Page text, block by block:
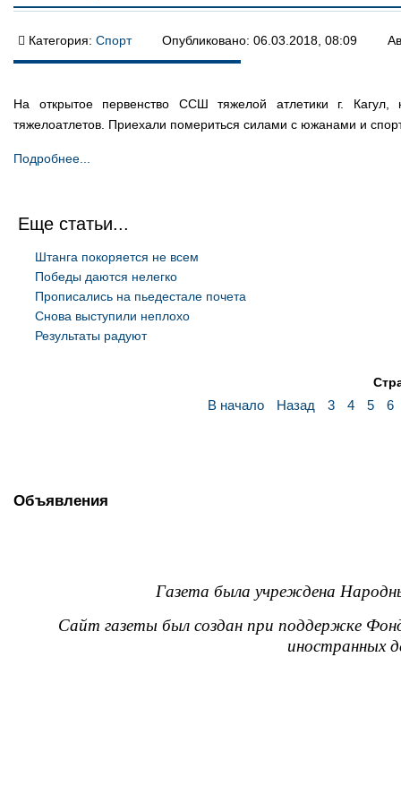
Категория: Спорт Опубликовано: 06.03.2018, 08:09
На открытое первенство ССШ тяжелой атлетики г.
тяжелоатлетов. Приехали помериться силами с южанами и
Подробнее...
Еще статьи...
Штанга покоряется не всем
Победы даются нелегко
Прописались на пьедестале почета
Снова выступили неплохо
Результаты радуют
В начало Назад 3 4 5 6
Объявления
Газета была учреждена
Сайт газеты был создан при поддержке
иностранных